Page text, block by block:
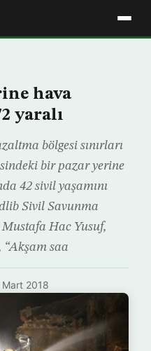
hava
yaralı
bölgesi sınırları
bir pazar yerine
42 sivil yaşamını
Sivil Savunma
Hac Yusuf,
“Akşam saa
Mart 2018